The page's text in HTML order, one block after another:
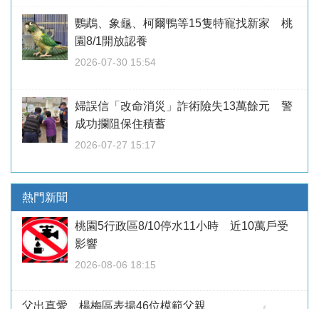
鸚鵡、象龜、柯爾鴨等15隻特寵找新家 桃
園8/1開放認養
2026-07-30 15:54
婦誤信「改命消災」詐術險失13萬餘元 警
成功攔阻保住積蓄
2026-07-27 15:17
熱門新聞
桃園5行政區8/10停水11小時 近10萬戶受
影響
2026-08-06 18:15
父出真愛 楊梅區表揚46位模範父親